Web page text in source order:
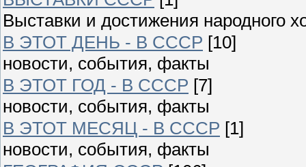
Выставки и достижения народного
В ЭТОТ ДЕНЬ - В СССР [10]
новости, события, факты
В ЭТОТ ГОД - В СССР [7]
новости, события, факты
В ЭТОТ МЕСЯЦ - В СССР [1]
новости, события, факты